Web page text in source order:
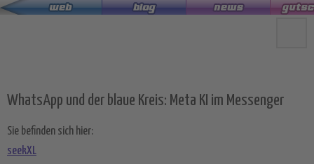
Zum
WhatsApp und der blaue Kreis: Meta KI im Messenger
Sie befinden sich hier:
seekXL